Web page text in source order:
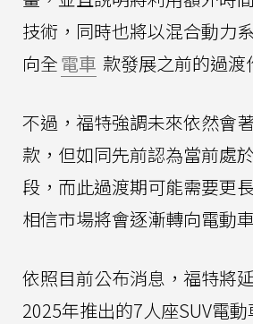
技術，同時也將以混合動力
向全電車 款發展之前的過渡
不過，福特強調未來依然會
款，但如同先前認為當前處
段，而此過渡期可能需要更
相信市場將會逐漸轉向電動
依照目前公布消息，福特將
2025年推出的7人座SUV電